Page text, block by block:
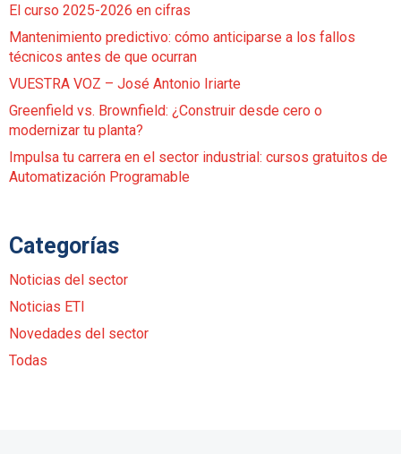
El curso 2025-2026 en cifras
Mantenimiento predictivo: cómo anticiparse a los fallos
técnicos antes de que ocurran
VUESTRA VOZ – José Antonio Iriarte
Greenfield vs. Brownfield: ¿Construir desde cero o
modernizar tu planta?
Impulsa tu carrera en el sector industrial: cursos gratuitos de
Automatización Programable
Categorías
Noticias del sector
Noticias ETI
Novedades del sector
Todas